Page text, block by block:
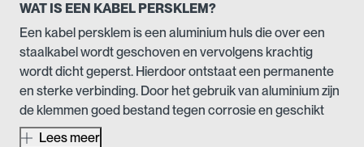
WAT IS EEN KABEL PERSKLEM?
Een kabel persklem is een aluminium huls die over een
staalkabel wordt geschoven en vervolgens krachtig
wordt dicht geperst. Hierdoor ontstaat een permanente
en sterke verbinding. Door het gebruik van aluminium zijn
de klemmen goed bestand tegen corrosie en geschikt
voor zowel binnen- als buitengebruik.
Lees meer